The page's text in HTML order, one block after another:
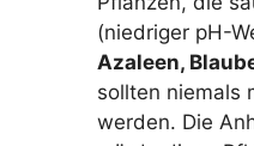
(niedriger pH-
Azaleen,
sollten niemals
werden. Die